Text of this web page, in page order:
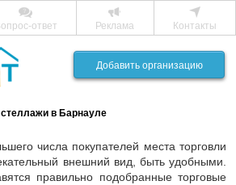
ответ Реклама Контакты
Добавить организацию
стеллажи в Барнауле
числа покупателей места торговли
внешний вид, быть удобными.
правильно подобранные торговые